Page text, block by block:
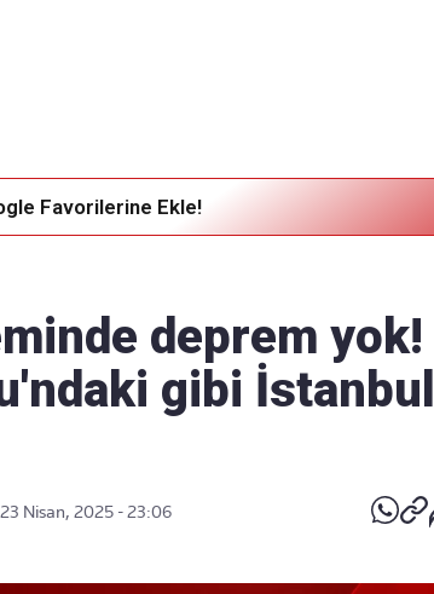
Favorilerine Ekle!
deprem yok!
gibi
23 Nisan, 2025 - 23:06